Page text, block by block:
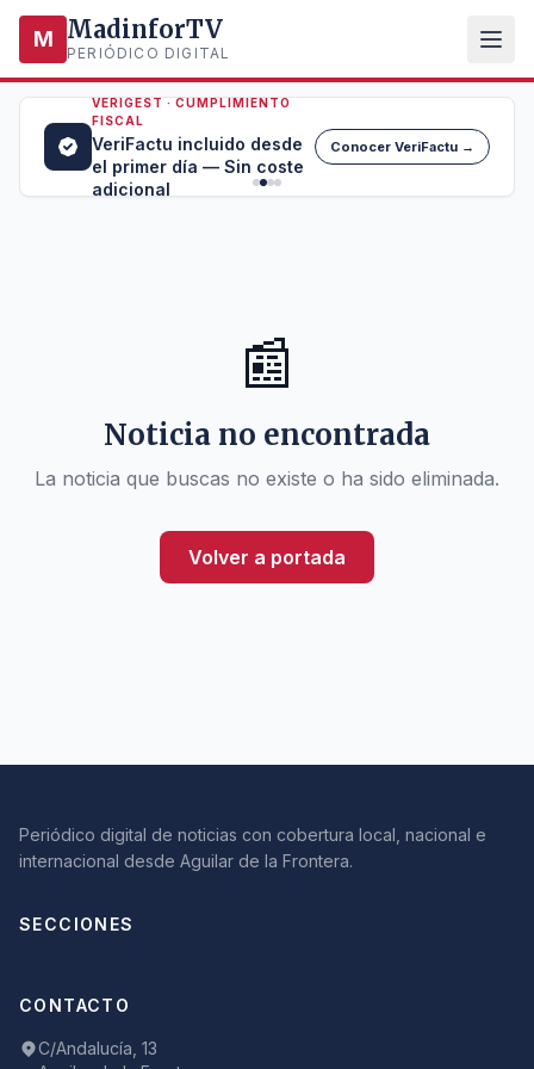
M MadinforTV
PERIÓDICO DIGITAL
VERIGEST · CUMPLIMIENTO
FISCAL
VeriFactu incluido desde
el primer día — Sin coste
adicional
Conocer VeriFactu →
📰
Noticia no encontrada
La noticia que buscas no existe o ha sido eliminada.
Volver a portada
Periódico digital de noticias con cobertura local, nacional e
internacional desde Aguilar de la Frontera.
SECCIONES
CONTACTO
C/Andalucía, 13